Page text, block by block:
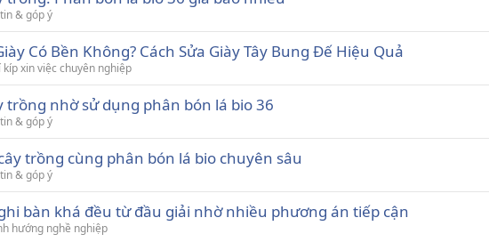
& góp ý
Có Bền Không? Cách Sửa Giày Tây Bung Đế Hiệu Quả
kíp xin việc chuyên nghiệp
trồng nhờ sử dụng phân bón lá bio 36
& góp ý
trồng cùng phân bón lá bio chuyên sâu
& góp ý
bàn khá đều từ đầu giải nhờ nhiều phương án tiếp cận
hướng nghề nghiệp